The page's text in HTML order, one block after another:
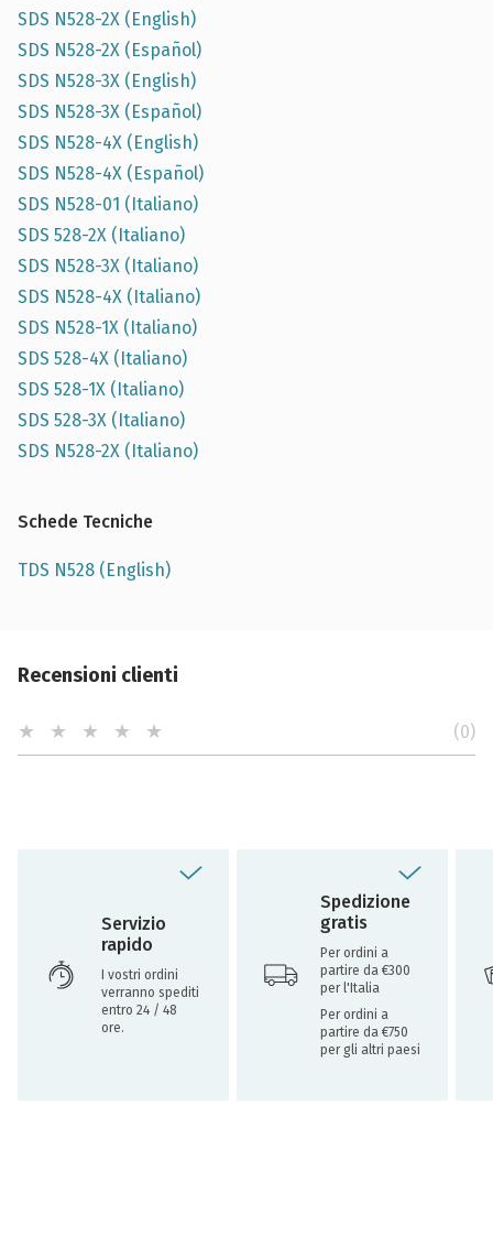
SDS N528-2X (English)
SDS N528-2X (Español)
SDS N528-3X (English)
SDS N528-3X (Español)
SDS N528-4X (English)
SDS N528-4X (Español)
SDS N528-01 (Italiano)
SDS 528-2X (Italiano)
SDS N528-3X (Italiano)
SDS N528-4X (Italiano)
SDS N528-1X (Italiano)
SDS 528-4X (Italiano)
SDS 528-1X (Italiano)
SDS 528-3X (Italiano)
SDS N528-2X (Italiano)
Schede Tecniche
TDS N528 (English)
Recensioni clienti
(0)
Servizio
rapido
I vostri ordini
verranno spediti
entro 24 / 48
ore.
Spedizione
gratis
Per ordini a
partire da €300
per l'Italia
Per ordini a
partire da €750
per gli altri paesi